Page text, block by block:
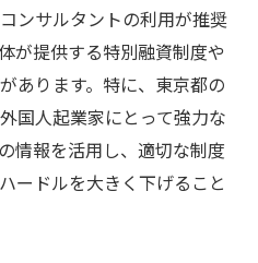
ンサルタントの利用が推奨
が提供する特別融資制度や
あります。特に、東京都の
国人起業家にとって強力な
情報を活用し、適切な制度
ードルを大きく下げること